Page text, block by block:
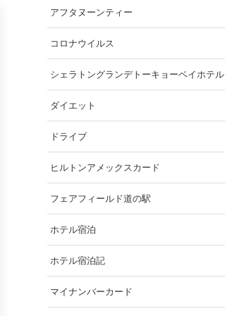
アフタヌーンティー
コロナウイルス
シェラトングランデトーキョーベイホテル
ダイエット
ドライブ
ヒルトンアメックスカード
フェアフィールド道の駅
ホテル宿泊
ホテル宿泊記
マイナンバーカード